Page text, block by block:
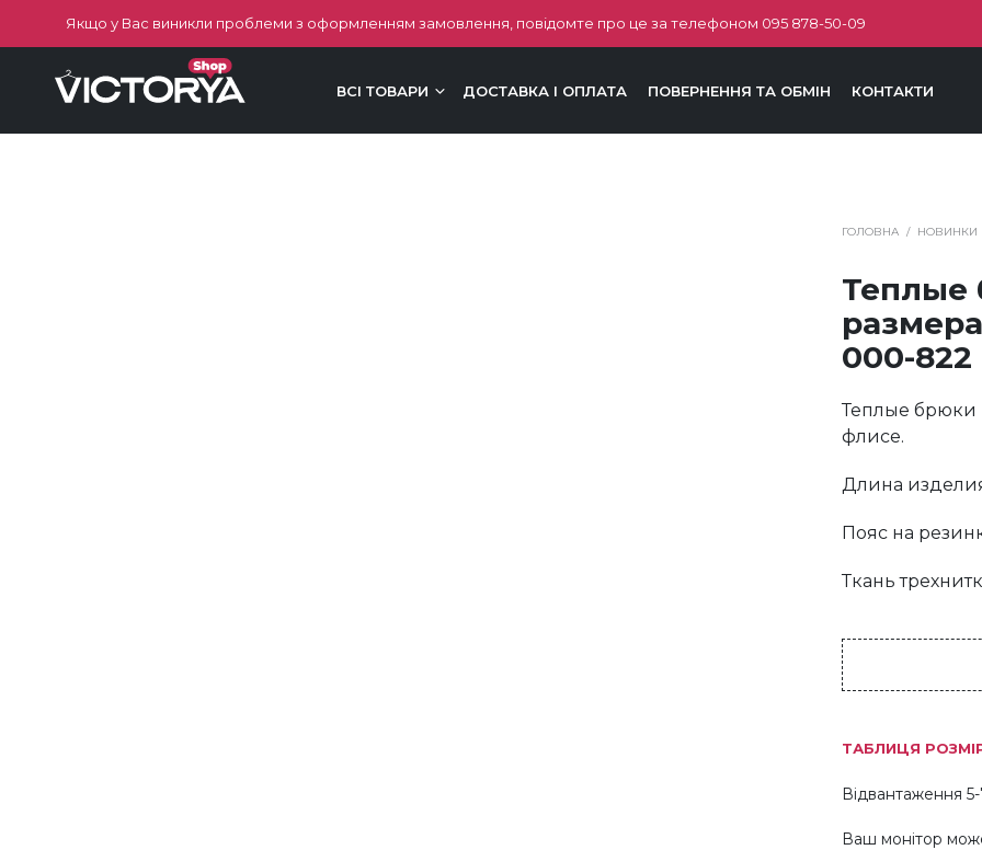
Якщо у Вас виникли проблеми з оформленням замовлення, повідомте про це за телефоном 095 878-50-09
ВСІ ТОВАРИ ДОСТАВКА І ОПЛАТА ПОВЕРНЕННЯ ТА ОБМІН КОНТАКТИ
ГОЛОВНА / НОВИНКИ
Теплые
000-822
Теплые брюки
флисе.
Длина
Пояс на
Ткань
ТАБЛИЦЯ
Відвантаження
Ваш монітор